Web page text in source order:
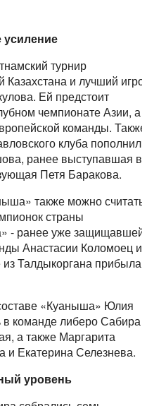
усиление
турнир
Казахстана и лучший
Ей предстоит
чемпионате Азии, а
команды. Также
клуба
ранее выступавшая в
Петя Баракова.
также можно считать
страны
- ранее уже защищавшей
Анастасии Коломоец и
Талдыкоргана прибыла
«Куаныша» Юлия
команде либеро Сабира
а также Маргарита
Екатерина Селезнева.
уровень